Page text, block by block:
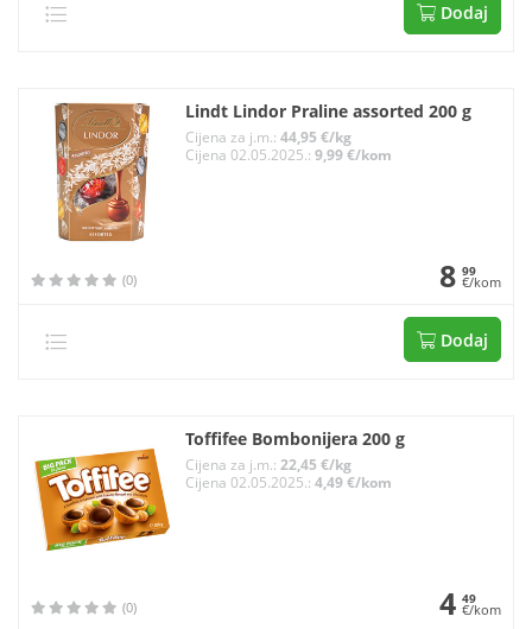
Dodaj
Lindt Lindor Praline assorted 200 g
Cijena za j.m.: 44,95 €/kg
Cijena 02.05.2025.: 9,99 €/kom
(0) 8 99
€/kom
Dodaj
Toffifee Bombonijera 200 g
Cijena za j.m.: 22,45 €/kg
Cijena 02.05.2025.: 4,49 €/kom
(0) 4 49
€/kom